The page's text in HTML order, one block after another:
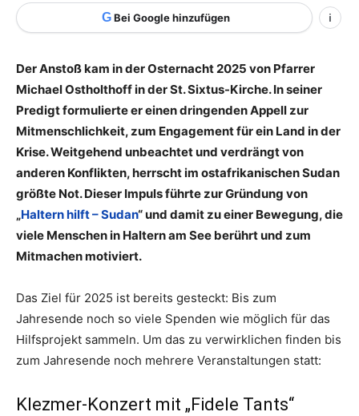
G Bei Google hinzufügen i
Der Anstoß kam in der Osternacht 2025 von Pfarrer
Michael Ostholthoff in der St. Sixtus-Kirche. In seiner
Predigt formulierte er einen dringenden Appell zur
Mitmenschlichkeit, zum Engagement für ein Land in der
Krise. Weitgehend unbeachtet und verdrängt von
anderen Konflikten, herrscht im ostafrikanischen Sudan
größte Not. Dieser Impuls führte zur Gründung von
„Haltern hilft – Sudan“ und damit zu einer Bewegung, die
viele Menschen in Haltern am See berührt und zum
Mitmachen motiviert.
Das Ziel für 2025 ist bereits gesteckt: Bis zum
Jahresende noch so viele Spenden wie möglich für das
Hilfsprojekt sammeln. Um das zu verwirklichen finden bis
zum Jahresende noch mehrere Veranstaltungen statt:
Klezmer-Konzert mit „Fidele Tants“